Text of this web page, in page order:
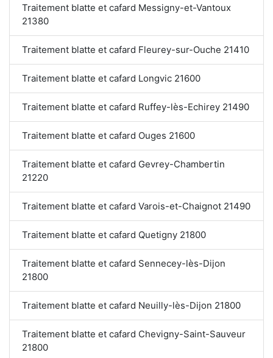
Traitement blatte et cafard Messigny-et-Vantoux
21380
Traitement blatte et cafard Fleurey-sur-Ouche 21410
Traitement blatte et cafard Longvic 21600
Traitement blatte et cafard Ruffey-lès-Echirey 21490
Traitement blatte et cafard Ouges 21600
Traitement blatte et cafard Gevrey-Chambertin
21220
Traitement blatte et cafard Varois-et-Chaignot 21490
Traitement blatte et cafard Quetigny 21800
Traitement blatte et cafard Sennecey-lès-Dijon
21800
Traitement blatte et cafard Neuilly-lès-Dijon 21800
Traitement blatte et cafard Chevigny-Saint-Sauveur
21800